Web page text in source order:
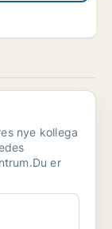
nye kollega
er